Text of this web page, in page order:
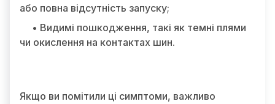
або повна відсутність запуску;
• Видимі пошкодження, такі як темні плями
чи окислення на контактах шин.
Якщо ви помітили ці симптоми, важливо